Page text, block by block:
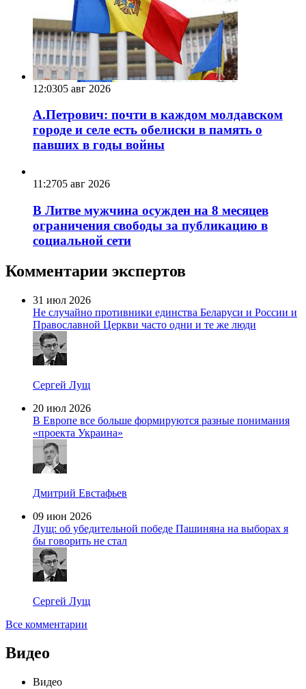
12:0305 авг 2026
А.Петрович: почти в каждом молдавском
городе и селе есть обелиски в память о
павших в годы войны
11:2705 авг 2026
В Литве мужчина осужден на 8 месяцев
ограничения свободы за публикацию в
социальной сети
Комментарии экспертов
31 июл 2026
Не случайно противники единства Беларуси и России и
Православной Церкви часто одни и те же люди
Сергей Лущ
20 июл 2026
В Европе все больше формируются разные понимания
«проекта Украина»
Дмитрий Евстафьев
09 июн 2026
Лущ: об убедительной победе Пашиняна на выборах я
бы говорить не стал
Сергей Лущ
Все комментарии
Видео
Видео